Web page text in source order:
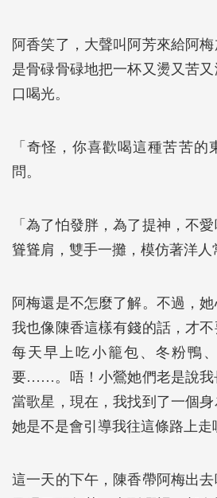
阿香笑了，大聲叫阿芳來給阿
是骨碌骨碌地把一杯又燙又苦
口喝光。
「奇怪，你喜歡喝這種苦苦
問。
「為了怕發胖，為了提神，不
聳聳肩，雙手一攤，模仿著洋
阿梅還是不怎麼了解。不過，
我也像陳香這樣有錢的話，才
每天早上吃小籠包、冬粉鴨
要……。唔！小鶯她們老是說我
當歌星，現在，我找到了一個身
她是不是會引導我往這條路上走
這一天的下午，陳香帶阿梅出去